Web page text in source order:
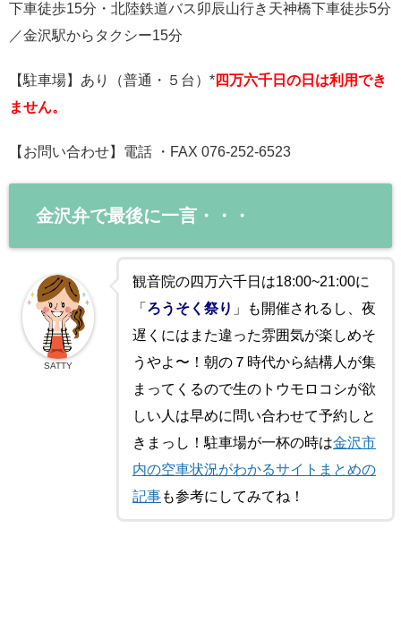
下車徒歩15分・北陸鉄道バス卯辰山行き天神橋下車徒歩5分
／金沢駅からタクシー15分
【駐車場】あり（普通・５台）*四万六千日の日は利用でき
ません。
【お問い合わせ】電話 ・FAX 076-252-6523
金沢弁で最後に一言・・・
観音院の四万六千日は18:00~21:00に
「 ろうそく祭り 」も開催されるし、夜
遅くにはまた違った雰囲気が楽しめそ
うやよ〜！朝の７時代から結構人が集
まってくるので生のトウモロコシが欲
しい人は早めに問い合わせて予約しと
きまっし！駐車場が一杯の時は金沢市
内の空車状況がわかるサイトまとめの
記事も参考にしてみてね！
SATTY